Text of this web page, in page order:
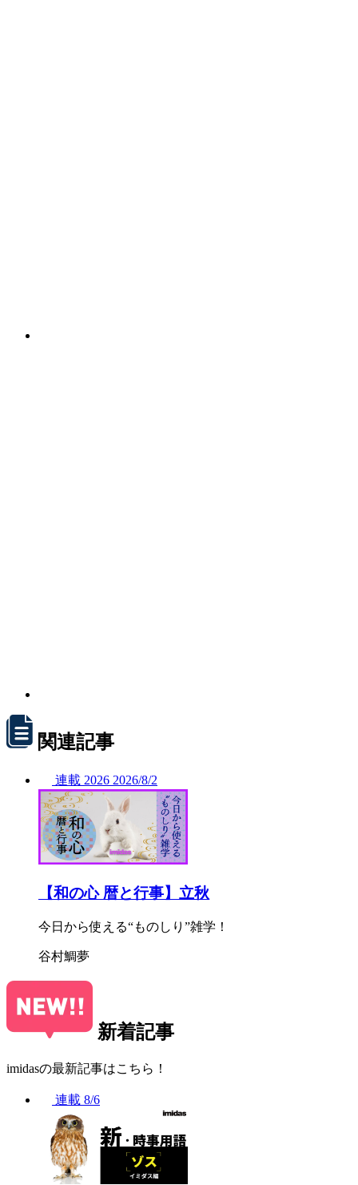
関連記事
連載 2026 2026/8/2
【和の心 暦と行事】立秋
今日から使える“ものしり”雑学！
谷村鯛夢
新着記事
imidasの最新記事はこちら！
連載 8/6